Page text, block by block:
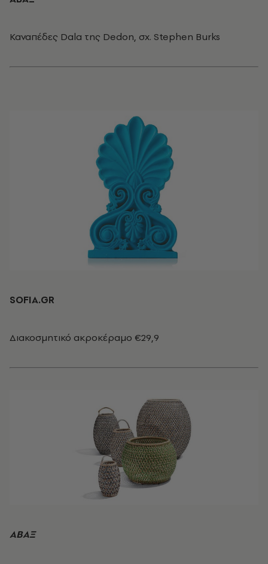
Καναπέδες Dala της Dedon, σχ. Stephen Burks
SOFIA.GR
Διακοσμητικό ακροκέραμο €29,9
ΑΒΑΞ